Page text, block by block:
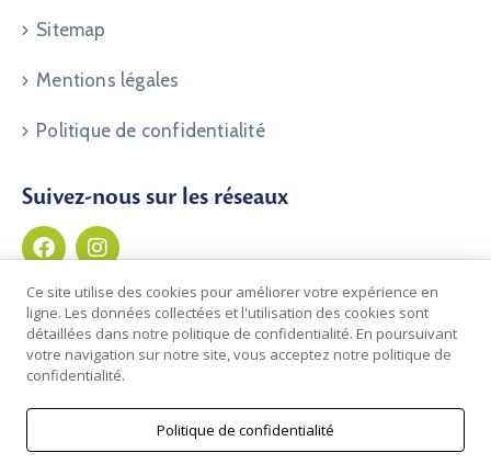
Sitemap
Mentions légales
Politique de confidentialité
Suivez-nous sur les réseaux
© 2026 Commune de Clos du Doubs | Développé par
Ce site utilise des cookies pour améliorer votre expérience en
ligne. Les données collectées et l'utilisation des cookies sont
détaillées dans notre politique de confidentialité. En poursuivant
votre navigation sur notre site, vous acceptez notre politique de
confidentialité.
Politique de confidentialité